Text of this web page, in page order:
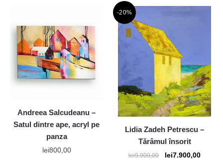
Andreea Salcudeanu –
Satul dintre ape, acryl pe
panza
lei800,00
-20%
Lidia Zadeh Petrescu –
Tărâmul însorit
lei9.900,00 lei7.900,00